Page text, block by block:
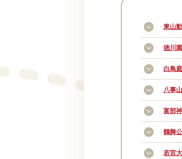
東山
徳川
白鳥
八事
富部
鶴舞
若宮